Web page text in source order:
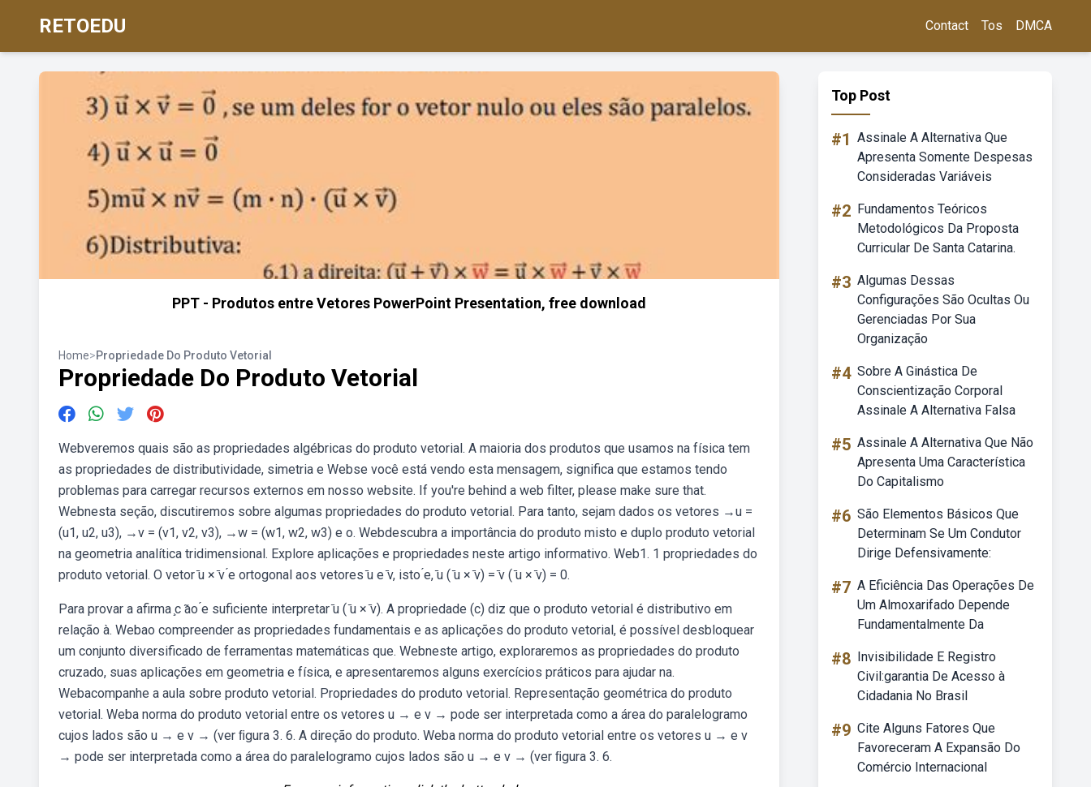
RETOEDU Contact Tos DMCA
PPT - Produtos entre Vetores PowerPoint Presentation, free download
Home>Propriedade Do Produto Vetorial
Propriedade Do Produto Vetorial
Webveremos quais são as propriedades algébricas do produto vetorial. A maioria dos produtos que usamos na física tem
as propriedades de distributividade, simetria e Webse você está vendo esta mensagem, significa que estamos tendo
problemas para carregar recursos externos em nosso website. If you're behind a web filter, please make sure that.
Webnesta seção, discutiremos sobre algumas propriedades do produto vetorial. Para tanto, sejam dados os vetores →u =
(u1, u2, u3), →v = (v1, v2, v3), →w = (w1, w2, w3) e o. Webdescubra a importância do produto misto e duplo produto vetorial
na geometria analítica tridimensional. Explore aplicações e propriedades neste artigo informativo. Web1. 1 propriedades do
produto vetorial. O vetor ̄u × ̄v ́e ortogonal aos vetores ̄u e ̄v, isto ́e, ̄u ( ̄u × ̄v) = ̄v ( ̄u × ̄v) = 0.
Para provar a afirma ̧c ̃ao ́e suficiente interpretar ̄u ( ̄u × ̄v). A propriedade (c) diz que o produto vetorial é distributivo em
relação à. Webao compreender as propriedades fundamentais e as aplicações do produto vetorial, é possível desbloquear
um conjunto diversificado de ferramentas matemáticas que. Webneste artigo, exploraremos as propriedades do produto
cruzado, suas aplicações em geometria e física, e apresentaremos alguns exercícios práticos para ajudar na.
Webacompanhe a aula sobre produto vetorial. Propriedades do produto vetorial. Representação geométrica do produto
vetorial. Weba norma do produto vetorial entre os vetores u → e v → pode ser interpretada como a área do paralelogramo
cujos lados são u → e v → (ver ﬁgura 3. 6. A direção do produto. Weba norma do produto vetorial entre os vetores u → e v
→ pode ser interpretada como a área do paralelogramo cujos lados são u → e v → (ver ﬁgura 3. 6.
Top Post
#1 Assinale A Alternativa Que
Apresenta Somente Despesas
Consideradas Variáveis
#2 Fundamentos Teóricos
Metodológicos Da Proposta
Curricular De Santa Catarina.
#3 Algumas Dessas
Configurações São Ocultas Ou
Gerenciadas Por Sua
Organização
#4 Sobre A Ginástica De
Conscientização Corporal
Assinale A Alternativa Falsa
#5 Assinale A Alternativa Que Não
Apresenta Uma Característica
Do Capitalismo
#6 São Elementos Básicos Que
Determinam Se Um Condutor
Dirige Defensivamente:
#7 A Eficiência Das Operações De
Um Almoxarifado Depende
Fundamentalmente Da
#8 Invisibilidade E Registro
Civil:garantia De Acesso à
Cidadania No Brasil
#9 Cite Alguns Fatores Que
Favoreceram A Expansão Do
Comércio Internacional